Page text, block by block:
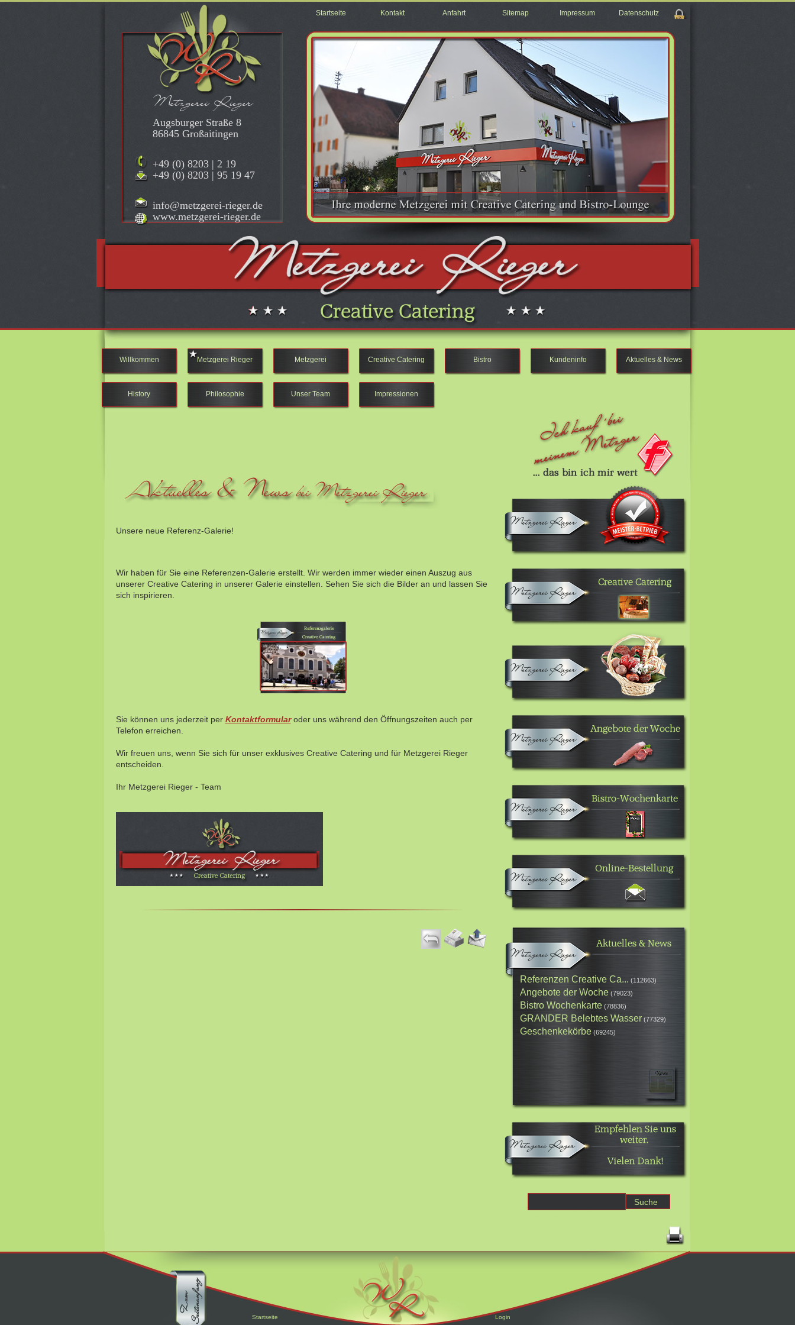
Startseite Kontakt Anfahrt Sitemap Impressum Datenschutz
Willkommen Metzgerei Rieger Metzgerei Creative Catering Bistro Kundeninfo Aktuelles & News
Metzgerei Rieger
Augsburger Straße 8
86845 Großaitingen
+49 (0) 8203 | 2 19
+49 (0) 8203 | 95 19 47
info@metzgerei-rieger.de
www.metzgerei-rieger.de
History Philosophie Unser Team Impressionen
Unsere neue Referenz-Galerie!
Wir haben für Sie eine Referenzen-Galerie erstellt. Wir werden immer wieder einen Auszug aus
unserer Creative Catering in unserer Galerie einstellen. Sehen Sie sich die Bilder an und lassen Sie
sich inspirieren.
Sie können uns jederzeit per Kontaktformularoder uns während den Öffnungszeiten auch per
Telefon erreichen.
Wir freuen uns, wenn Sie sich für unser exklusives Creative Catering und für Metzgerei Rieger
entscheiden.
Ihr Metzgerei Rieger - Team
Referenzen Creative Ca... (112663)
Angebote der Woche(79023)
Bistro Wochenkarte(78836)
GRANDER Belebtes Wasser(77329)
Geschenkekörbe(69245)
Startseite Login